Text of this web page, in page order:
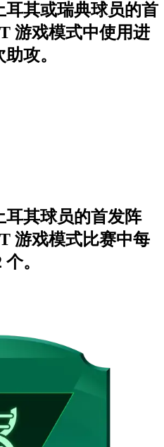
耳其或瑞典球员的首
游戏模式中使用进
攻。
耳其球员的首发阵
游戏模式比赛中每
。